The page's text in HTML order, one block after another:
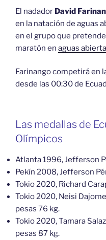
El nadador David
en la natación de aguas
en el grupo que
maratón en aguas
Farinango competirá en
desde las 00:30 de
Las medallas de
Olímpicos
Atlanta 1996, Jefferson
Pekín 2008, Jefferson
Tokio 2020, Richard
Tokio 2020, Neisi
pesas 76 kg.
Tokio 2020, Tamara
pesas 87 kg.